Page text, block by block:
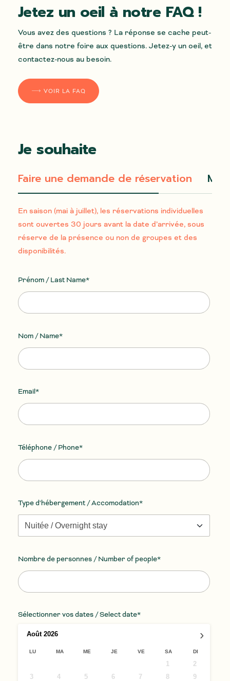
Jetez un oeil à notre FAQ !
Vous avez des questions ? La réponse se cache peut-
être dans notre foire aux questions. Jetez-y un oeil, et
contactez-nous au besoin.
VOIR LA FAQ
Je souhaite
Faire une demande de réservation Me
En saison (mai à juillet), les réservations individuelles
sont ouvertes 30 jours avant la date d’arrivée, sous
réserve de la présence ou non de groupes et des
disponibilités.
Prénom / Last Name*
Nom / Name*
Email*
Téléphone / Phone*
Type d'hébergement / Accomodation*
Nombre de personnes / Number of people*
Sélectionner vos dates / Select date*
›
Août 2026
LU MA ME JE VE SA DI
1
2
3
4 5 6 7 8 9
Nom*
Prénom*
Téléphone*
Votre message*
ENVOYER